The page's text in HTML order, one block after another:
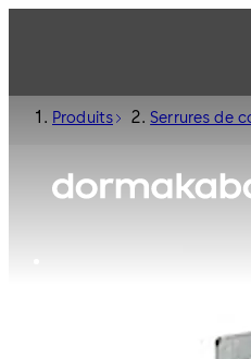
Produits Serrures de